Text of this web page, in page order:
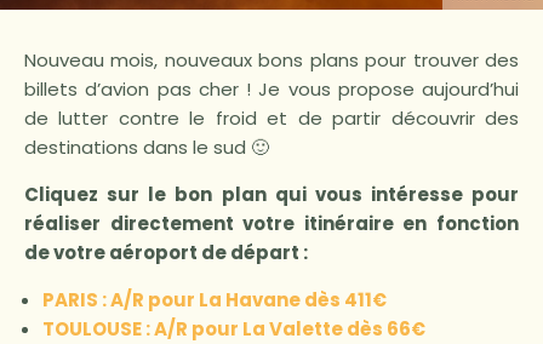
Nouveau mois, nouveaux bons plans pour trouver des
billets d’avion pas cher ! Je vous propose aujourd’hui
de lutter contre le froid et de partir découvrir des
destinations dans le sud 🙂
Cliquez sur le bon plan qui vous intéresse pour
réaliser directement votre itinéraire en fonction
de votre aéroport de départ :
PARIS : A/R pour La Havane dès 411€
TOULOUSE : A/R pour La Valette dès 66€